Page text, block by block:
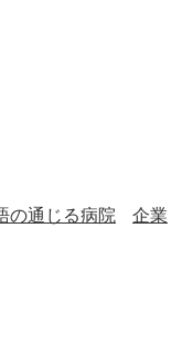
の通じる病院
企業